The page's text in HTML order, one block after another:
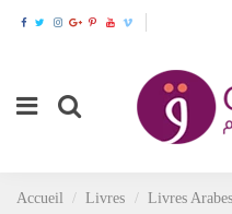
Accueil Livres